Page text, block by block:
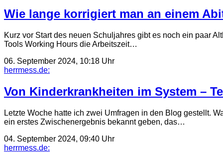
Wie lange korrigiert man an einem
Kurz vor Start des neuen Schuljahres gibt es noch ein paar
Tools Working Hours die Arbeitszeit…
06. September 2024, 10:18 Uhr
herrmess.de:
Von Kinderkrankheiten im System –
Letzte Woche hatte ich zwei Umfragen in den Blog gestellt.
ein erstes Zwischenergebnis bekannt geben, das…
04. September 2024, 09:40 Uhr
herrmess.de: